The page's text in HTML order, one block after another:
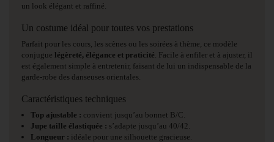
un look élégant et raffiné.
Un costume idéal pour toutes vos prestations
Parfait pour les cours, les scènes ou les soirées à thème, ce modèle
conjugue légèreté, élégance et praticité . Facile à enfiler et à ajuster, il
est également simple à entretenir, faisant de lui un indispensable de la
garde-robe des danseuses orientales.
Caractéristiques techniques
Top ajustable : convient jusqu’au bonnet B/C.
Jupe taille élastiquée : s’adapte jusqu’au 40/42.
Longueur : idéale pour une silhouette gracieuse.